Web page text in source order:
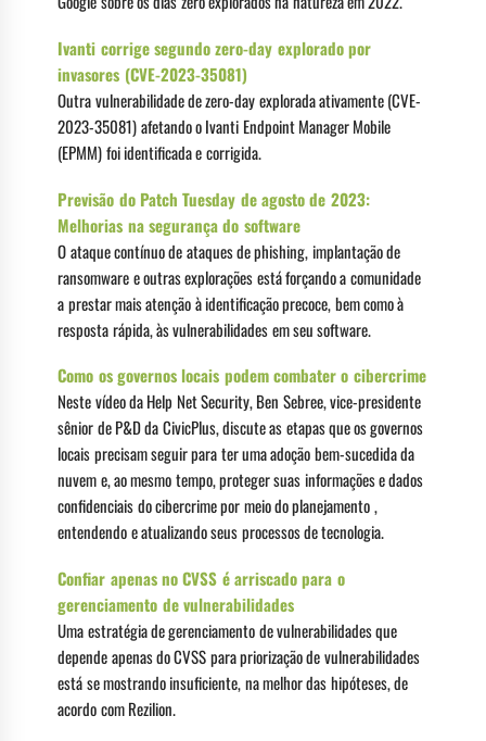
Ivanti corrige segundo zero-day explorado por
invasores (CVE-2023-35081)
Outra vulnerabilidade de zero-day explorada ativamente (CVE-
2023-35081) afetando o Ivanti Endpoint Manager Mobile
(EPMM) foi identificada e corrigida.
Previsão do Patch Tuesday de agosto de 2023:
Melhorias na segurança do software
O ataque contínuo de ataques de phishing, implantação de
ransomware e outras explorações está forçando a comunidade
a prestar mais atenção à identificação precoce, bem como à
resposta rápida, às vulnerabilidades em seu software.
Como os governos locais podem combater o cibercrime
Neste vídeo da Help Net Security, Ben Sebree, vice-presidente
sênior de P&D da CivicPlus, discute as etapas que os governos
locais precisam seguir para ter uma adoção bem-sucedida da
nuvem e, ao mesmo tempo, proteger suas informações e dados
confidenciais do cibercrime por meio do planejamento ,
entendendo e atualizando seus processos de tecnologia.
Confiar apenas no CVSS é arriscado para o
gerenciamento de vulnerabilidades
Uma estratégia de gerenciamento de vulnerabilidades que
depende apenas do CVSS para priorização de vulnerabilidades
está se mostrando insuficiente, na melhor das hipóteses, de
acordo com Rezilion.